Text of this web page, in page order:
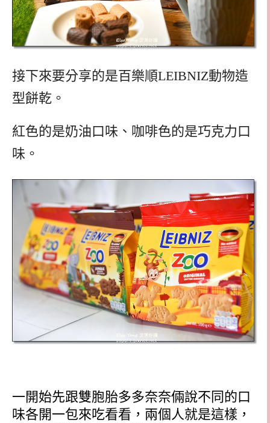
接下來要分享的是百樂順LEIBNIZ動物造
型餅乾。
紅色的是奶油口味、咖啡色的是巧克力口
味。
一開始先跟雙胞胎多多奈奈倆說不同的口
味各開一包來吃看看，兩個人就是這樣，